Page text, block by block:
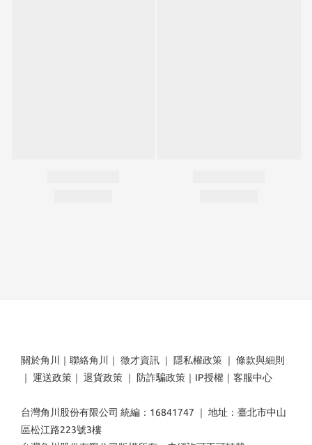
關於角川 ｜ 聯絡角川 ｜ 徵才資訊 ｜ 隱私權政策 ｜ 條款與細則
｜ 運送政策 ｜ 退貨政策 ｜ 防詐騙政策 ｜ IP授權 ｜ 客服中心
台灣角川股份有限公司 統編：16841747 ｜ 地址：臺北市中山
區松江路223號3樓